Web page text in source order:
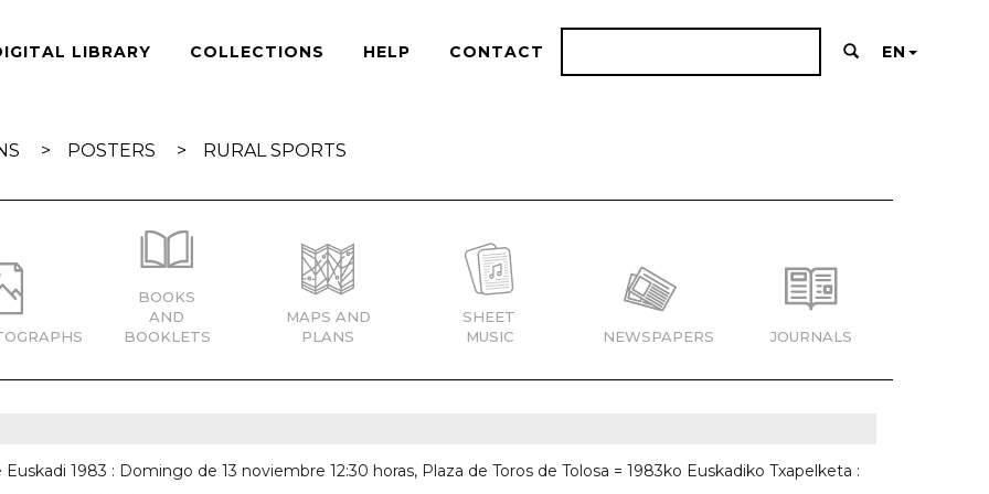
LIBRARY COLLECTIONS HELP CONTACT EN
POSTERS RURAL SPORTS
BOOKS
AND
BOOKLETS
MAPS AND
PLANS
SHEET
MUSIC
NEWSPAPERS JOURNALS
1983 : Domingo de 13 noviembre 12:30 horas, Plaza de Toros de Tolosa = 1983ko Euskadiko Txapelketa :